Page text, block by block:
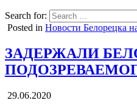
Search for:
Posted in Новости Белорецка
ЗАДЕРЖАЛИ
29.06.2020